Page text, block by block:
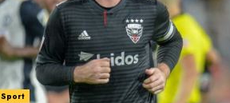
Sport